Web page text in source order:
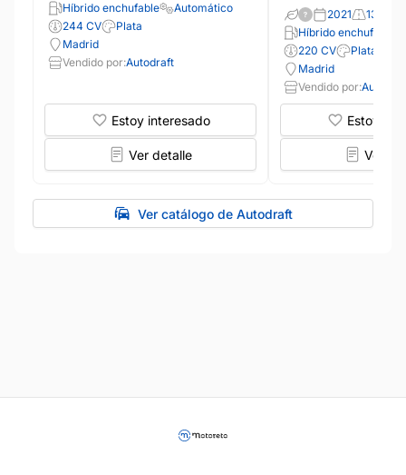
Híbrido enchufable
Automático
244 CV
Plata
Madrid
Vendido por:Autodraft
Estoy interesado
Ver detalle
2021
Híbrido enchufable
220 CV
Plata
Madrid
Vendido por:
Estoy
Ver
Ver catálogo de Autodraft